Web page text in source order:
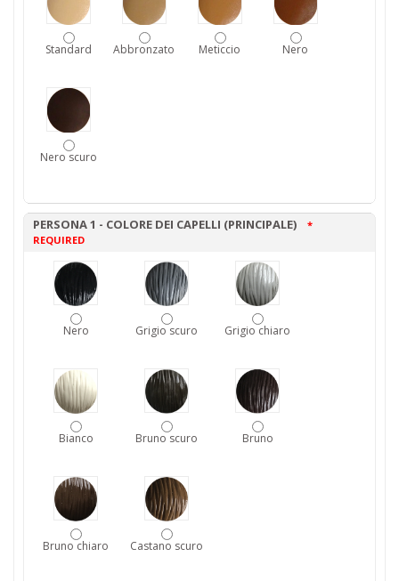
Standard Abbronzato Meticcio Nero
Nero scuro
PERSONA 1 - COLORE DEI CAPELLI (PRINCIPALE) *
REQUIRED
Nero Grigio scuro Grigio chiaro
Bianco Bruno scuro Bruno
Bruno chiaro Castano scuro